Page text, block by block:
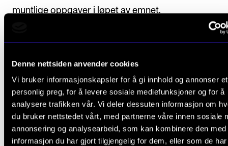
Denne nettsiden anvender cookies
Vi bruker informasjonskapsler for å gi innhold og annonser et
personlig preg, for å levere sosiale mediefunksjoner og for å
analysere trafikken vår. Vi deler dessuten informasjon om
du bruker nettstedet vårt, med partnerne våre innen sosiale
annonsering og analysearbeid, som kan kombinere den med
informasjon du har gjort tilgjengelig for dem, eller som de
muntlige oppgaver i løpet av emnet.
Frist:Datoer for gjennomføring av arbeidskrav
Innen 15. april skal alle arbeidskrav være godkjent av
faglærer.